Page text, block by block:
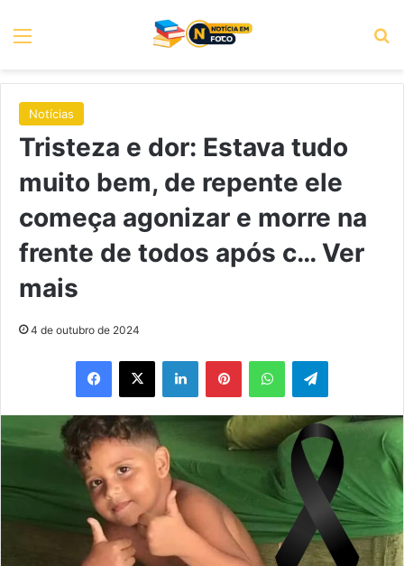
Menu
Notícias
Tristeza e dor: Estava tudo
muito bem, de repente ele
começa agonizar e morre na
frente de todos após c… Ver
mais
4 de outubro de 2024
Facebook
X LinkedinPinterestWhatsAppTelegram